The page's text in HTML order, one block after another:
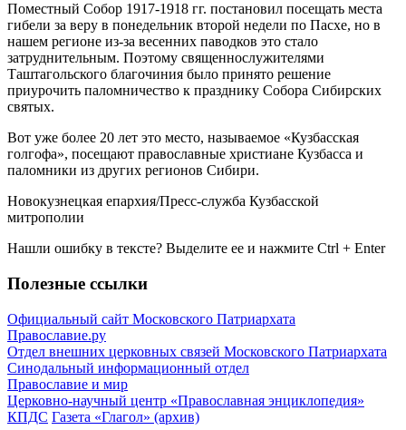
Поместный Собор 1917-1918 гг. постановил посещать места
гибели за веру в понедельник второй недели по Пасхе, но в
нашем регионе из-за весенних паводков это стало
затруднительным. Поэтому священнослужителями
Таштагольского благочиния было принято решение
приурочить паломничество к празднику Собора Сибирских
святых.
Вот уже более 20 лет это место, называемое «Кузбасская
голгофа», посещают православные христиане Кузбасса и
паломники из других регионов Сибири.
Новокузнецкая епархия/Пресс-служба Кузбасской
митрополии
Нашли ошибку в тексте? Выделите ее и нажмите Ctrl + Enter
Полезные ссылки
Официальный сайт Московского Патриархата
Православие.ру
Отдел внешних церковных связей Московского Патриархата
Синодальный информационный отдел
Православие и мир
Церковно-научный центр «Православная энциклопедия»
КПДС Газета «Глагол» (архив)